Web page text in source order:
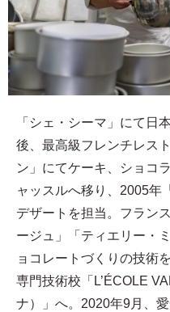
「シェ・シーマ」にて日
後、最高級フレンチレス
ン」にてケーキ、ショコ
ャッスルへ移り、2005年
デザートを担当。フラン
ージュ」「ティエリー・
ョコレートづくりの技術
専門技術校「L’ÉCOLE
ナ）」へ。2020年9月、